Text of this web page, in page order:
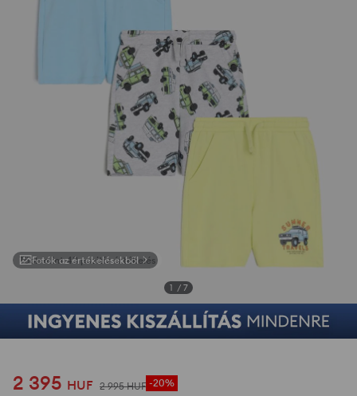
Fotók az értékelésekből
1 / 7
2 395 HUF 2 995 HUF -20%